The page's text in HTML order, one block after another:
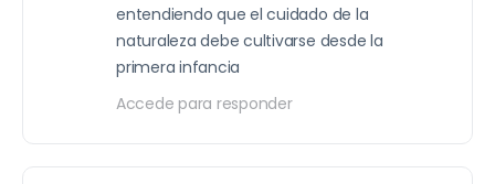
entendiendo que el cuidado de la
naturaleza debe cultivarse desde la
primera infancia
Accede para responder